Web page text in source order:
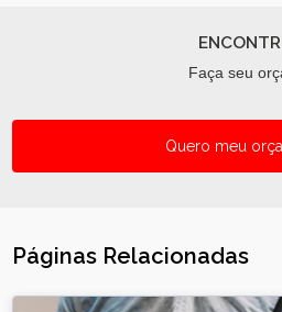
Faça seu
Quero meu
Páginas Relacionadas